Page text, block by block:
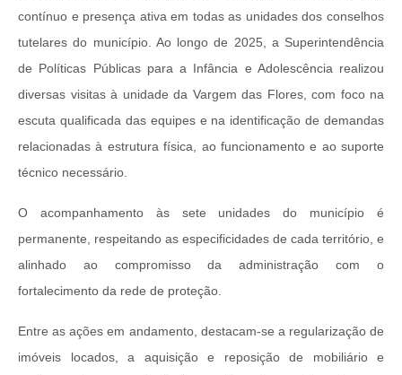
contínuo e presença ativa em todas as unidades dos conselhos
tutelares do município. Ao longo de 2025, a Superintendência
de Políticas Públicas para a Infância e Adolescência realizou
diversas visitas à unidade da Vargem das Flores, com foco na
escuta qualificada das equipes e na identificação de demandas
relacionadas à estrutura física, ao funcionamento e ao suporte
técnico necessário.
O acompanhamento às sete unidades do município é
permanente, respeitando as especificidades de cada território, e
alinhado ao compromisso da administração com o
fortalecimento da rede de proteção.
Entre as ações em andamento, destacam-se a regularização de
imóveis locados, a aquisição e reposição de mobiliário e